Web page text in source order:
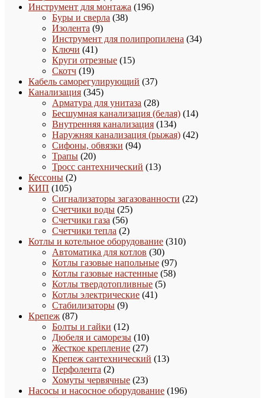
товаров
Инструмент для монтажа 196196
Буры и сверла 3838
Изолента 99
товаров
Инструмент для полипропилена 3434
Ключи 4141
товар
Круги отрезные 1515
Скотч 1919
товаров
Кабель саморегулирующий 3737
Канализация 345345
товаров
Арматура для унитаза 2828
товаров
Бесшумная канализация (белая) 1414
Внутренняя канализация 134134
товара
Наружняя канализация (рыжая) 4242
Сифоны, обвязки 9494
Трапы 2020
товаров
Тросс сантехнический 1313
Кессоны 22
КИП 105105
товаров
Сигнализаторы загазованности 2222
Счетчики воды 2525
Счетчики газа 5656
товаров
Счетчики тепла 22
товара
Котлы и котельное оборудование 310310
Автоматика для котлов 3030
товаров
Котлы газовые напольные 9797
товаров
Котлы газовые настенные 5858
Котлы твердотопливные 55
Котлы электрические 4141
Стабилизаторы 99
Крепеж 8787
товаров
Болты и гайки 1212
товаров
Дюбеля и саморезы 1010
товаров
Жесткое крепление 2727
товаров
Крепеж сантехнический 1313
Перфолента 22
товара
Хомуты червячные 2323
товара
Насосы и насосное оборудование 196196